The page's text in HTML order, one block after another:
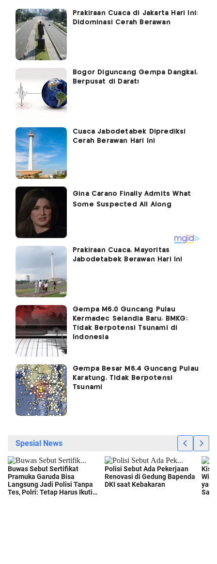
Prakiraan Cuaca di Jakarta Hari Ini:
Didominasi Cerah Berawan
Bogor Diguncang Gempa Dangkal,
Berpusat di Darat!
Cuaca Jabodetabek Diprediksi
Cerah Berawan Hari Ini
Prakiraan Cuaca, Mayoritas
Jabodetabek Berawan Hari Ini
Gempa M6,0 Guncang Pulau
Kermadec Selandia Baru, BMKG:
Tidak Berpotensi Tsunami di
Indonesia
Gempa Besar M6,4 Guncang Pulau
Karatung, Tidak Berpotensi
Tsunami